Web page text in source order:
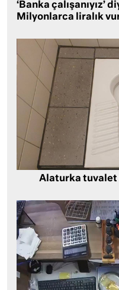
‘Banka çalışanıyız’
Milyonlarca liralık
Alaturka tuvalet